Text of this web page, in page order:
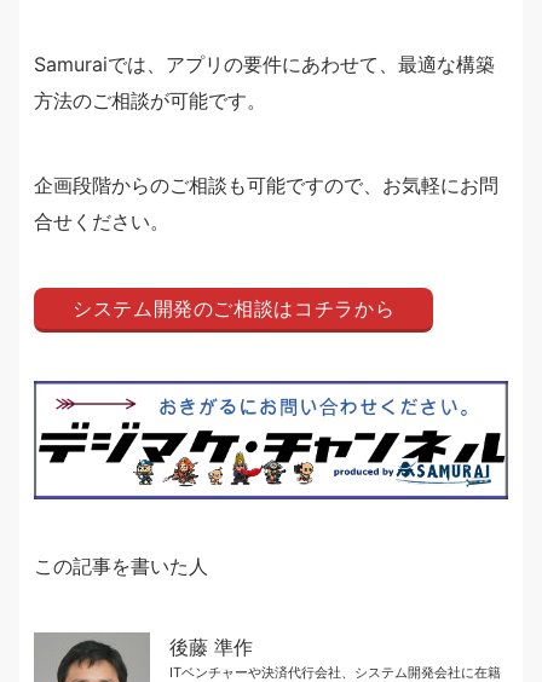
Samuraiでは、アプリの要件にあわせて、最適な構築
方法のご相談が可能です。
企画段階からのご相談も可能ですので、お気軽にお問
合せください。
システム開発のご相談はコチラから
この記事を書いた人
後藤 準作
ITベンチャーや決済代行会社、システム開発会社に在籍